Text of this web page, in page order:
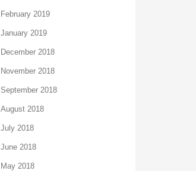
February 2019
January 2019
December 2018
November 2018
September 2018
August 2018
July 2018
June 2018
May 2018